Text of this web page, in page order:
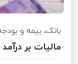
بانک، بیمه و
مالیات بر درآمد حقوق در